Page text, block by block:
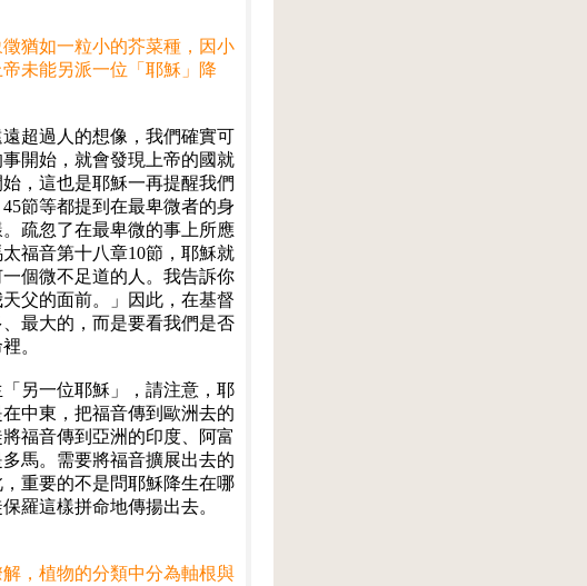
猶如一粒小的芥菜種，因小
未能另派一位「耶穌」降
超過人的想像，我們確實可
開始，就會發現上帝的國就
，這也是耶穌一再提醒我們
節等都提到在最卑微者的身
疏忽了在最卑微的事上所應
福音第十八章10節，耶穌就
個微不足道的人。我告訴你
父的面前。」因此，在基督
最大的，而是要看我們是否
。
另一位耶穌」，請注意，耶
中東，把福音傳到歐洲去的
福音傳到亞洲的印度、阿富
馬。需要將福音擴展出去的
重要的不是問耶穌降生在哪
羅這樣拼命地傳揚出去。
，植物的分類中分為軸根與